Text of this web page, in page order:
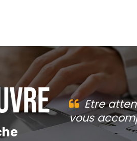
Etre
vous